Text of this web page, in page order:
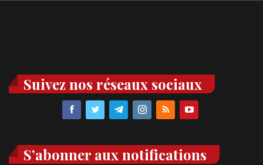
Suivez nos réseaux sociaux
S’abonner aux notifications